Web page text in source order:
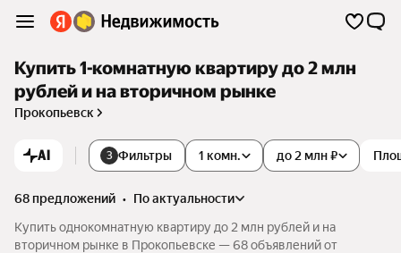
Купить 1-комнатную квартиру до 2 млн
рублей и на вторичном рынке
Прокопьевск
AI 3 Фильтры 1 комн. до 2 млн ₽
68 предложений •
по актуальности
Купить однокомнатную квартиру до 2 млн рублей и на
вторичном рынке в Прокопьевске — 68 объявлений от